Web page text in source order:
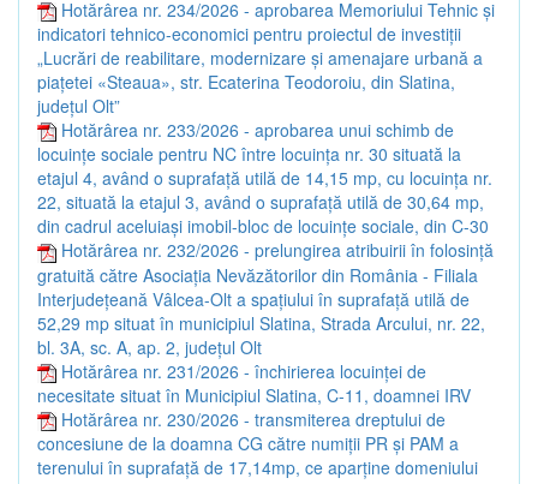
Hotărârea nr. 234/2026 - aprobarea Memoriului Tehnic și
indicatori tehnico-economici pentru proiectul de investiții
„Lucrări de reabilitare, modernizare și amenajare urbană a
piațetei «Steaua», str. Ecaterina Teodoroiu, din Slatina,
județul Olt”
Hotărârea nr. 233/2026 - aprobarea unui schimb de
locuințe sociale pentru NC între locuința nr. 30 situată la
etajul 4, având o suprafață utilă de 14,15 mp, cu locuința nr.
22, situată la etajul 3, având o suprafață utilă de 30,64 mp,
din cadrul aceluiași imobil-bloc de locuințe sociale, din C-30
Hotărârea nr. 232/2026 - prelungirea atribuirii în folosință
gratuită către Asociația Nevăzătorilor din România - Filiala
Interjudețeană Vâlcea-Olt a spațiului în suprafață utilă de
52,29 mp situat în municipiul Slatina, Strada Arcului, nr. 22,
bl. 3A, sc. A, ap. 2, județul Olt
Hotărârea nr. 231/2026 - închirierea locuinței de
necesitate situat în Municipiul Slatina, C-11, doamnei IRV
Hotărârea nr. 230/2026 - transmiterea dreptului de
concesiune de la doamna CG către numiții PR și PAM a
terenului în suprafață de 17,14mp, ce aparține domeniului